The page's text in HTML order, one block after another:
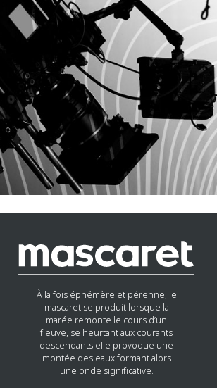
À la fois éphémère et pérenne, le
mascaret se produit lorsque la
marée remonte le cours d’un
fleuve, se heurtant aux courants
descendants elle provoque une
montée des eaux formant alors
une onde significative.